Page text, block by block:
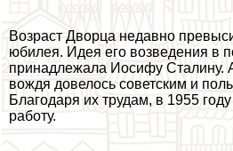
Возраст Дворца недавно
юбилея. Идея его возведения в
принадлежала Иосифу Сталину.
вождя довелось советским и
Благодаря их трудам, в 1955
работу.